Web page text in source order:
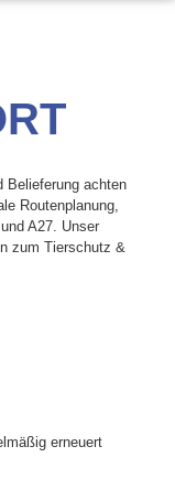
Belieferung achten
Routenplanung,
A27. Unser
zum Tierschutz &
erneuert